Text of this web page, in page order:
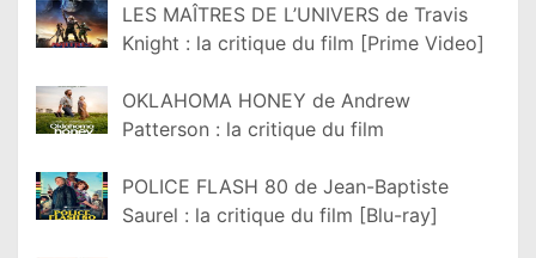
LES MAÎTRES DE L’UNIVERS de Travis
Knight : la critique du film [Prime Video]
OKLAHOMA HONEY de Andrew
Patterson : la critique du film
POLICE FLASH 80 de Jean-Baptiste
Saurel : la critique du film [Blu-ray]